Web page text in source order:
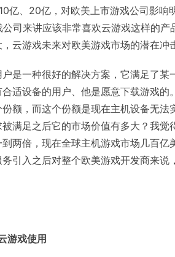
亿、20亿，对欧美上市游戏公司影响
司来讲应该非常喜欢云游戏这样的产
云游戏未来对欧美游戏市场的潜在冲
是一种很好的解决方案，它满足了某
适设备的用户、他是愿意下载游戏的
额，而这个份额是现在主机设备无法
满足之后它的市场价值有多大？我觉
两倍，现在全球主机游戏市场几百亿
引入之后对整个欧美游戏开发商来说
游戏使用